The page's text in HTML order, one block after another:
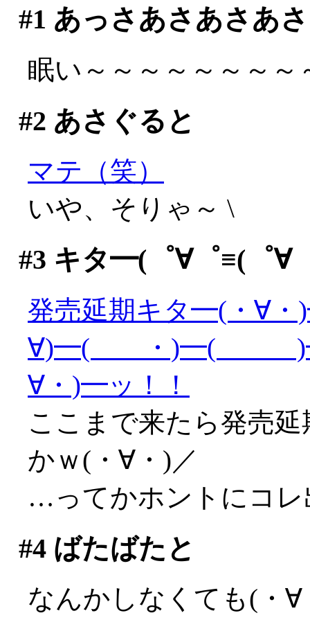
#1 あっさあさあさあ
眠い～～～～～～～～
#2 あさぐると
マテ（笑）
いや、そりゃ～ \
#3 キタ━(゜∀゜≡(゜∀
発売延期キタ━(・∀
∀)━( ・)━(
∀・)━ッ！！
ここまで来たら発売
かｗ(・∀・)／
…ってかホントにコレ
#4ばたばたと
なんかしなくても(・